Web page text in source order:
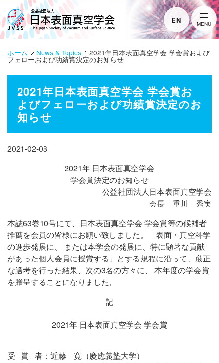
EN MENU
ホーム News & Topics 2021年日本表面真空学会 学会賞および
フェローおよび功績賞決定のお知らせ
2021年日本表面真空学会 学会賞お
よびフェローおよび功績賞決定のお
知らせ
2021-02-08
2021年 日本表面真空学会
学会賞決定のお知らせ
公益社団法人日本表面真空学会
会長 重川 秀実
本誌63巻10号にて、日本表面真空学会 学会賞等の候補者
推薦を会員の皆様にお願い致しました。「表面・真空科学
の進歩発展に、 または本学会の発展に、特に顕著な貢献
があった個人会員に授賞する」とする規程に沿って、厳正
な選考を行った結果、次の3名の方々に、 本年度の学会賞
を贈呈することになりました。
記
2021年 日本表面真空学会 学会賞
受 賞 者：近藤 寛（慶應義塾大学）